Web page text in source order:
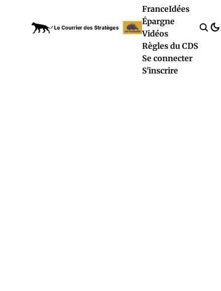
FranceIdées
Épargne
Vidéos
Règles du CDS
Se connecter
S'inscrire